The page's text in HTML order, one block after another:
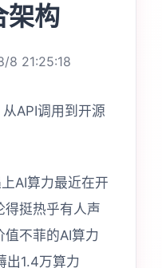
架构
8 21:25:18
AI算力最近在开
得挺热乎有人声
不菲的AI算力
出1.4万算力